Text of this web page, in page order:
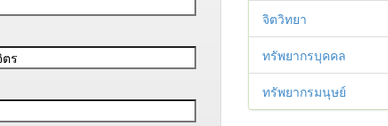
จิตวิทยา
ทรัพยากรบุคคล
ทรัพยากรมนุษย์